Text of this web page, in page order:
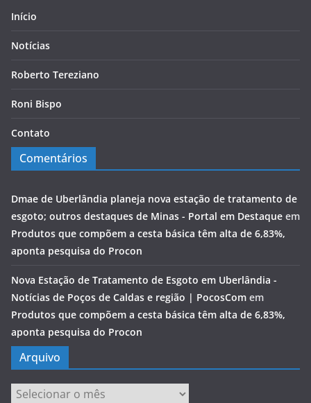
Início
Notícias
Roberto Tereziano
Roni Bispo
Contato
Comentários
Dmae de Uberlândia planeja nova estação de tratamento de
esgoto; outros destaques de Minas - Portal em Destaque em
Produtos que compõem a cesta básica têm alta de 6,83%,
aponta pesquisa do Procon
Nova Estação de Tratamento de Esgoto em Uberlândia -
Notícias de Poços de Caldas e região | PocosCom em
Produtos que compõem a cesta básica têm alta de 6,83%,
aponta pesquisa do Procon
Arquivo
Arquivo